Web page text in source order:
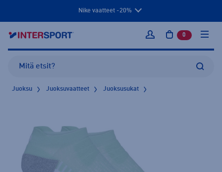
Nike vaatteet -20%
Kirjaudu sisään
0 tuotetta
Juoksu Juoksuvaatteet Juoksusukat